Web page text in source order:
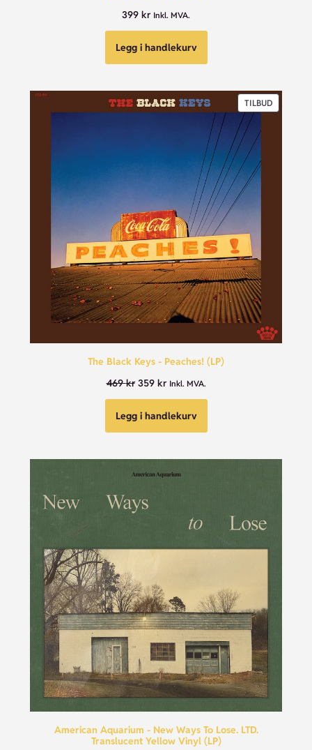
399 kr Inkl. MVA.
Legg i handlekurv
TILBUD
The Black Keys - Peaches! (LP)
469kr 359 kr Inkl. MVA.
Legg i handlekurv
American Aquarium - New Ways To Lose. LTD.
Translucent Yellow Vinyl (LP)